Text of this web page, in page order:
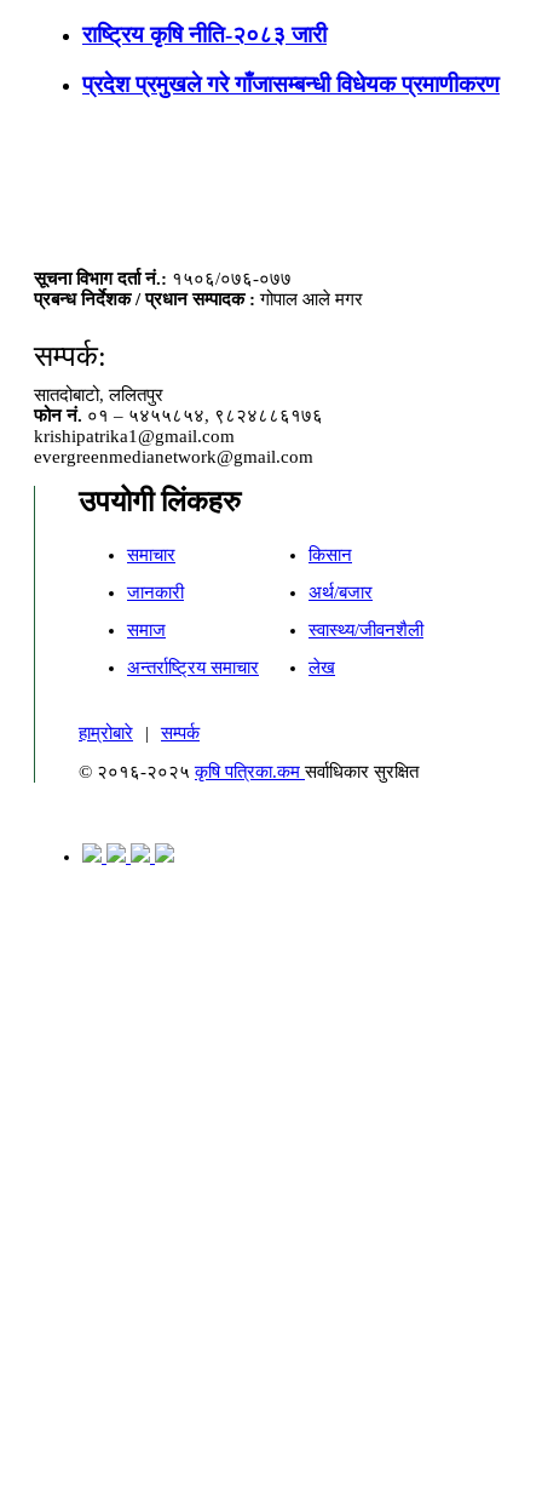
राष्ट्रिय कृषि नीति-२०८३ जारी
प्रदेश प्रमुखले गरे गाँजासम्बन्धी विधेयक प्रमाणीकरण
सूचना विभाग दर्ता नं.: १५०६/०७६-०७७
प्रबन्ध निर्देशक / प्रधान सम्पादक : गोपाल आले मगर
सम्पर्क:
सातदोबाटो, ललितपुर
फोन नं. ०१ – ५४५५८५४, ९८२४८८६१७६
krishipatrika1@gmail.com
evergreenmedianetwork@gmail.com
उपयोगी लिंकहरु
समाचार
किसान
जानकारी
अर्थ/बजार
समाज
स्वास्थ्य/जीवनशैली
अन्तर्राष्ट्रिय समाचार
लेख
हाम्रोबारे |
सम्पर्क
© २०१६-२०२५कृषि पत्रिका.कमसर्वाधिकार सुरक्षित